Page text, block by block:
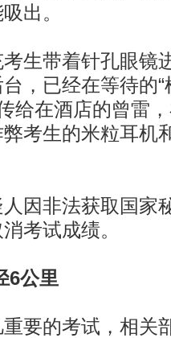
出。
带着针孔眼镜
，已经在等待的“
给在酒店的曾雷
考生的米粒耳机
非法获取国家
考试成绩。
6公里
的考试，相关